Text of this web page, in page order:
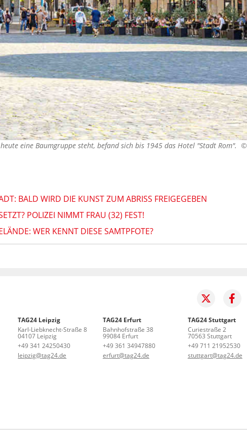
eine Baumgruppe steht, befand sich bis 1945 das Hotel "Stadt Rom". ©
BALD WIRD DIE KUNST ZUM ABRISS FREIGEGEBEN
POLIZEI NIMMT FRAU (32) FEST!
WER KENNT DIESE SAMTPFOTE?
TAG24 Leipzig
Karl-Liebknecht-Straße 8
04107 Leipzig
+49 341 24250430
leipzig@tag24.de
TAG24 Erfurt
Bahnhofstraße 38
99084 Erfurt
+49 361 34947880
erfurt@tag24.de
TAG24 Stuttgart
Curiestraße 2
70563 Stuttgart
+49 711 21952530
stuttgart@tag24.de